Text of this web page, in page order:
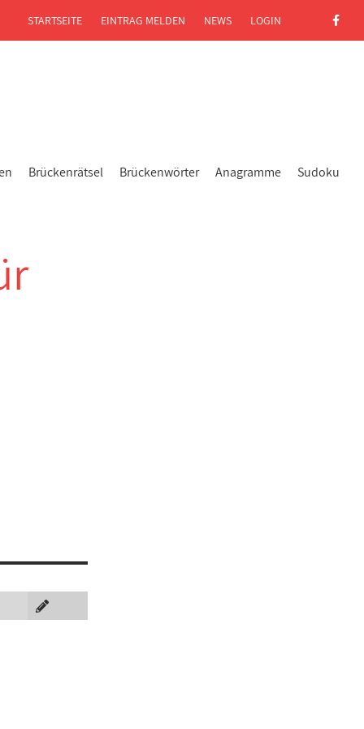
Brückenrätsel Brückenwörter Anagramme Sudoku
STARTSEITE EINTRAG MELDEN NEWS LOGIN